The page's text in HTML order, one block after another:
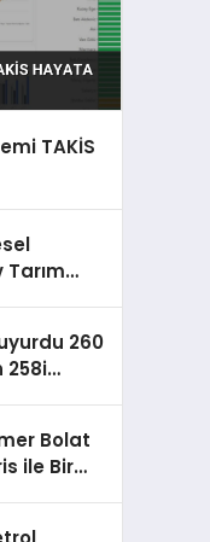
TAKİS
Tarım
260
258i
Bolat
ile Bir